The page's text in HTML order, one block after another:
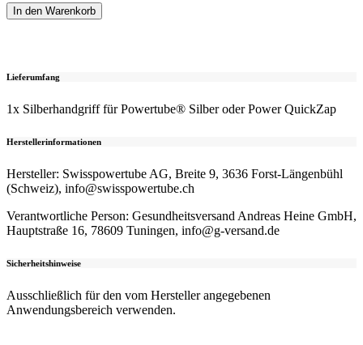
In den Warenkorb
Lieferumfang
1x Silberhandgriff für Powertube® Silber oder Power QuickZap
Herstellerinformationen
Hersteller: Swisspowertube AG, Breite 9, 3636 Forst-Längenbühl
(Schweiz), info@swisspowertube.ch
Verantwortliche Person: Gesundheitsversand Andreas Heine GmbH,
Hauptstraße 16, 78609 Tuningen, info@g-versand.de
Sicherheitshinweise
Ausschließlich für den vom Hersteller angegebenen
Anwendungsbereich verwenden.